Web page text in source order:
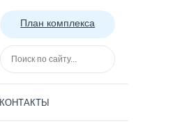
План комплекса
КОНТАКТЫ